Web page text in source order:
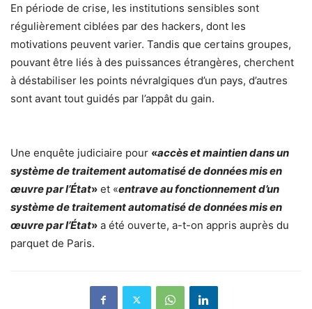
En période de crise, les institutions sensibles sont
régulièrement ciblées par des hackers, dont les
motivations peuvent varier. Tandis que certains groupes,
pouvant être liés à des puissances étrangères, cherchent
à déstabiliser les points névralgiques d’un pays, d’autres
sont avant tout guidés par l’appât du gain.
Une enquête judiciaire pour «accès et maintien dans un
système de traitement automatisé de données mis en
œuvre par l’État» et «entrave au fonctionnement d’un
système de traitement automatisé de données mis en
œuvre par l’État» a été ouverte, a-t-on appris auprès du
parquet de Paris.